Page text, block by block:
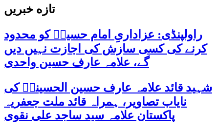
تازه خبریں
راولپنڈی: عزاداریِ امام حسینؑ کو محدود
کرنے کی کسی سازش کی اجازت نہیں دیں
گے، علامہ عارف حسین واحدی
شہید قائد علامہ عارف حسین الحسینیؒ کی
نایاب تصاویر، ہمراہ قائد ملت جعفریہ
پاکستان علامہ سید ساجد علی نقوی